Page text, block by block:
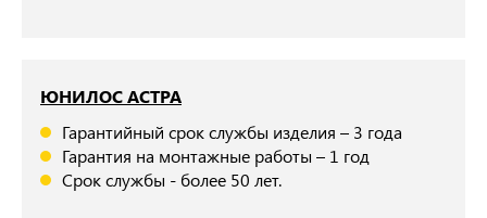
ЮНИЛОС АСТРА
Гарантийный срок службы изделия – 3 года
Гарантия на монтажные работы – 1 год
Срок службы - более 50 лет.